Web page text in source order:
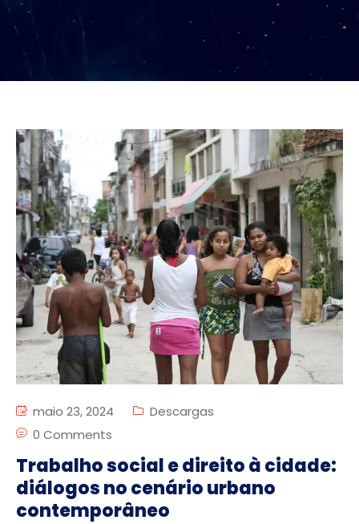
maio 23, 2024
Descargas
0 Comments
Trabalho social e direito à cidade:
diálogos no cenário urbano
contemporâneo